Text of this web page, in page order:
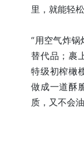
里，就能轻
“用空气炸
替代品；裹
特级初榨橄
做成一道酥
质，又不会